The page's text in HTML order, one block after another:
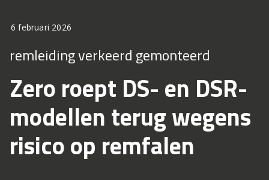
6 februari 2026
remleiding verkeerd gemonteerd
Zero roept DS- en DSR-
modellen terug wegens
risico op remfalen